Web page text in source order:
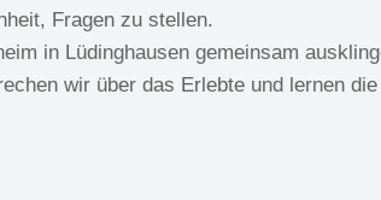
Fragen zu stellen.
in Lüdinghausen gemeinsam
wir über das Erlebte und lernen die